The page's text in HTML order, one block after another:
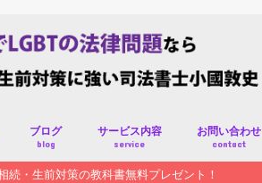
ブログ
blog
サービス内容
service
お問い合わせ
contact
続・生前対策の教科書無料プレゼント！